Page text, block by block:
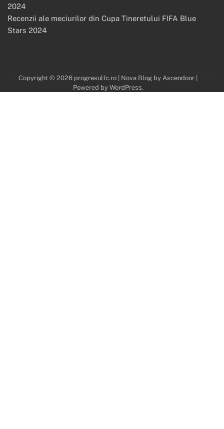
2024
Recenzii ale meciurilor din Cupa Tineretului FIFA Blue
Stars 2024
Copyright © 2026 progresulfc.ro | Nova Blog by Ascendoor
Powered by WordPress.